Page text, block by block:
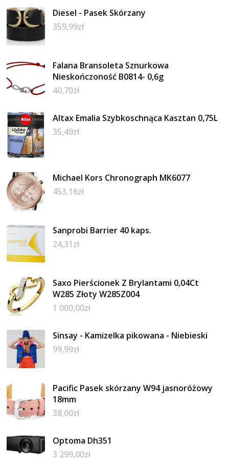
Diesel - Pasek Skórzany
359,99zł
Falana Bransoleta Sznurkowa
Nieskończoność B0814- 0,6g
40,70zł
Altax Emalia Szybkoschnąca Kasztan 0,75L
35,49zł
Michael Kors Chronograph MK6077
453,16zł
Sanprobi Barrier 40 kaps.
24,31zł
Saxo Pierścionek Z Brylantami 0,04Ct
W285 Złoty W285Z004
1 000,00zł
Sinsay - Kamizelka pikowana - Niebieski
99,99zł
Pacific Pasek skórzany W94 jasnoróżowy
18mm
38,00zł
Optoma Dh351
3 299,00zł